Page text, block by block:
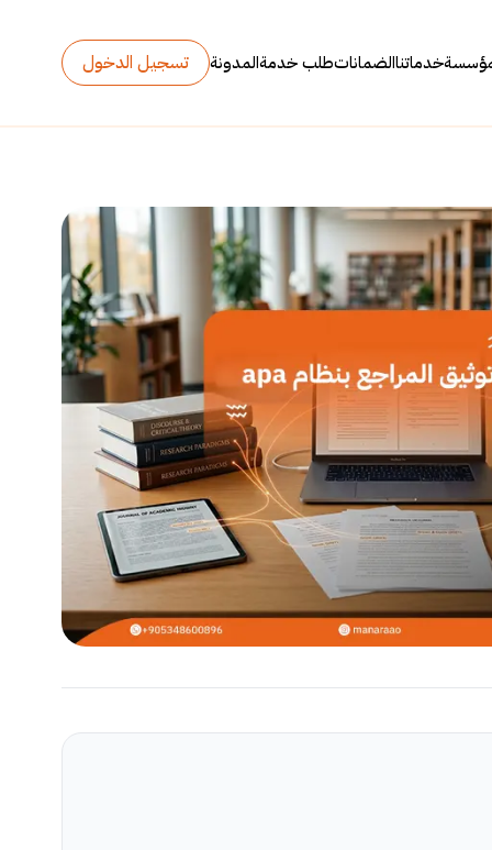
خدماتناالضماناتطلب خدمةالمدونة تسجيل الدخول